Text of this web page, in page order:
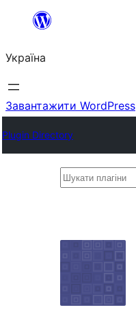
Перейти
вмісту
Україна
Завантажити WordPress
Plugin Directory
Шукати